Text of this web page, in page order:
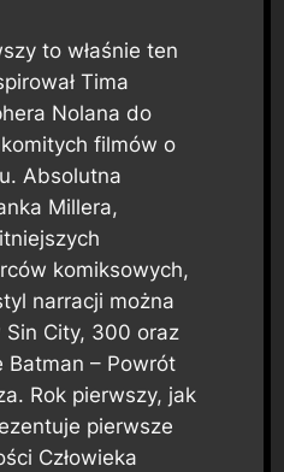
to właśnie ten
Tima
Nolana do
filmów o
Absolutna
Millera,
komiksowych,
narracji można
City, 300 oraz
Batman – Powrót
Rok pierwszy, jak
pierwsze
Człowieka